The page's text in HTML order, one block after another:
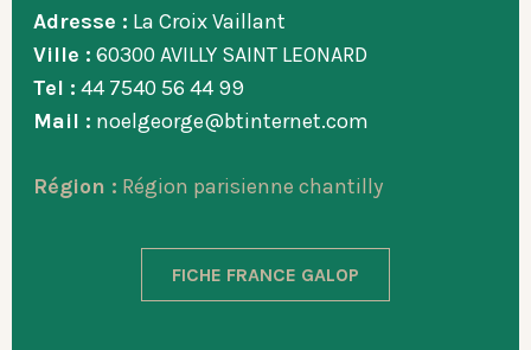
Adresse : La Croix Vaillant
Ville : 60300 AVILLY SAINT LEONARD
Tel : 44 7540 56 44 99
Mail : noelgeorge@btinternet.com
Région : Région parisienne chantilly
FICHE FRANCE GALOP